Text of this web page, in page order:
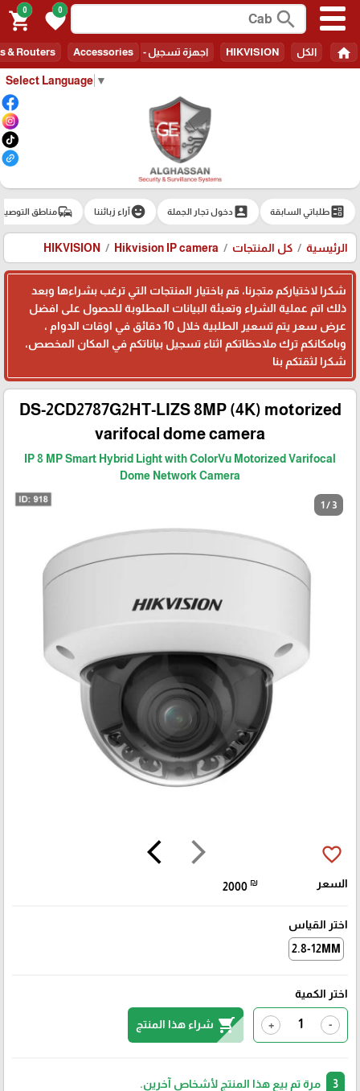
Select Language ▼
search
0
favorite
0
shopping_cart
home الكل HIKVISION اجهزة تسجيل - Recorders & Routers Accessories
ballotطلباتي السابقة account_boxدخول تجار الجملة emoji_emotionsآراء زبائننا commuteمناطق
الرئيسية كل المنتجات HIKVISION Hikvision IP camera
شكرا لاختياركم متجرنا، قم باختيار المنتجات التي ترغب بشراءها وبعد
ذلك اتم عملية الشراء وتعبئة البيانات المطلوبة للحصول على افضل
عرض سعر يتم تسعير الطلبية خلال 10 دقائق في اوقات الدوام ،
وبامكانكم ترك ملاحظاتكم اثناء تسجيل بياناتكم في المكان المخصص،
شكرا لثقتكم بنا
DS-2CD2787G2HT-LIZS 8MP (4K) motorized
varifocal dome camera
IP 8 MP Smart Hybrid Light with ColorVu Motorized Varifocal
Dome Network Camera
1 / 3
arrow_forward_ios
arrow_back_ios favorite_border
السعر 2000 ₪
اختر القياس
2.8-12MM
اختر الكمية
-
+
shopping_cart شراء هذا المنتج
مرة تم بيع هذا المنتج لأشخاص آخرين.